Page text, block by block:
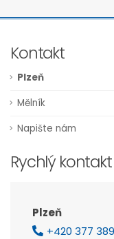
Kontakt
Plzeň
Mělník
Napište nám
Rychlý kontakt
Plzeň
+420 377